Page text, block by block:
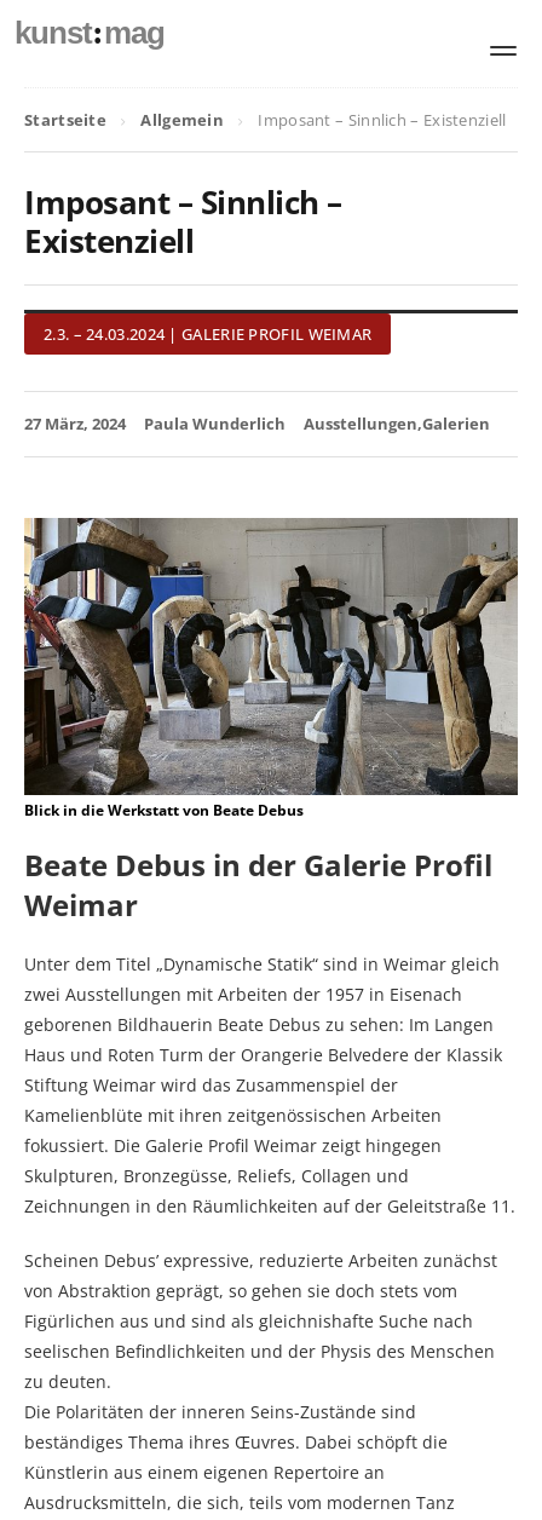
kunst:mag
Startseite Allgemein Imposant – Sinnlich – Existenziell
Imposant – Sinnlich –
Existenziell
2.3. – 24.03.2024 | GALERIE PROFIL WEIMAR
27 März, 2024 Paula Wunderlich Ausstellungen Galerien
Blick in die Werkstatt von Beate Debus
Beate Debus in der Galerie Profil
Weimar
Unter dem Titel „Dynamische Statik“ sind in Weimar gleich
zwei Ausstellungen mit Arbeiten der 1957 in Eisenach
geborenen Bildhauerin Beate Debus zu sehen: Im Langen
Haus und Roten Turm der Orangerie Belvedere der Klassik
Stiftung Weimar wird das Zusammenspiel der
Kamelienblüte mit ihren zeitgenössischen Arbeiten
fokussiert. Die Galerie Profil Weimar zeigt hingegen
Skulpturen, Bronzegüsse, Reliefs, Collagen und
Zeichnungen in den Räumlichkeiten auf der Geleitstraße 11.
Scheinen Debus’ expressive, reduzierte Arbeiten zunächst
von Abstraktion geprägt, so gehen sie doch stets vom
Figürlichen aus und sind als gleichnishafte Suche nach
seelischen Befindlichkeiten und der Physis des Menschen
zu deuten.
Die Polaritäten der inneren Seins-Zustände sind
beständiges Thema ihres Œuvres. Dabei schöpft die
Künstlerin aus einem eigenen Repertoire an
Ausdrucksmitteln, die sich, teils vom modernen Tanz